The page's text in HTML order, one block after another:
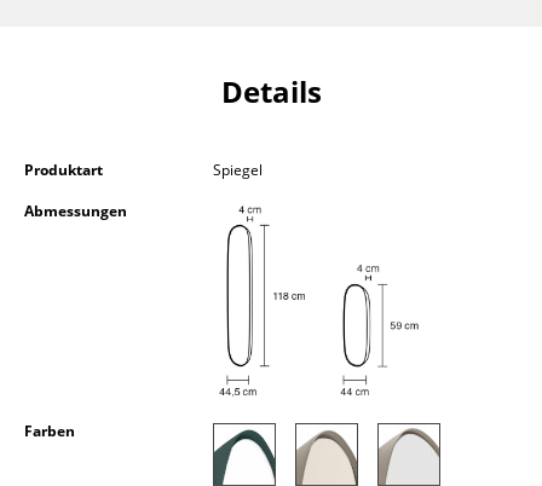
Barmöbel
Garderoben
Kleinaufbewahrung
... alle Aufbewahrungsmöbel
Licht
Hängeleuchten & Deckenleuchten
Details
Produktart
Spiegel
Abmessungen
Farben